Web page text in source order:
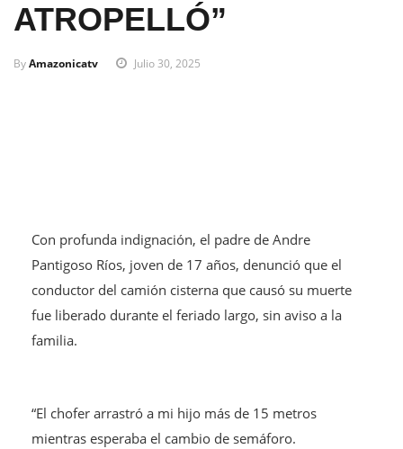
ATROPELLÓ”
ByAmazonicatv Julio 30, 2025
Con profunda indignación, el padre de Andre
Pantigoso Ríos, joven de 17 años, denunció que el
conductor del camión cisterna que causó su muerte
fue liberado durante el feriado largo, sin aviso a la
familia.
“El chofer arrastró a mi hijo más de 15 metros
mientras esperaba el cambio de semáforo.